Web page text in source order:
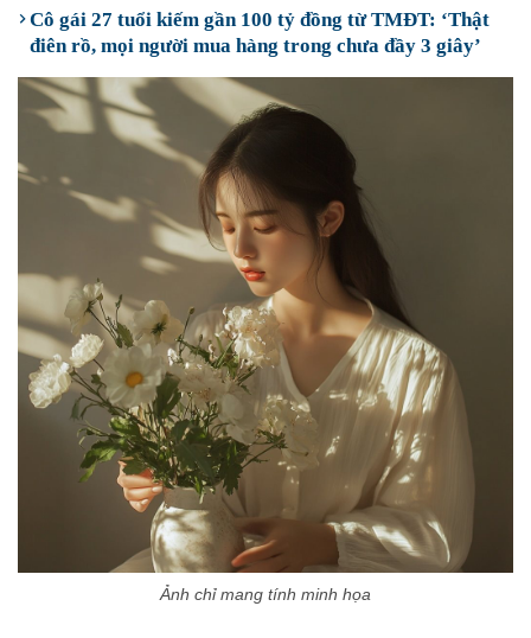
Cô gái 27 tuổi kiếm gần 100 tỷ đồng từ TMĐT: ‘Thật
điên rồ, mọi người mua hàng trong chưa đầy 3 giây’
Ảnh chỉ mang tính minh họa